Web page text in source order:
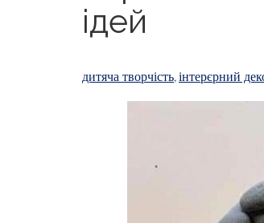
ідей
дитяча творчість,інтерєрний